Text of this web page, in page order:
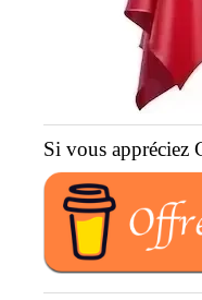
Si vous appréciez